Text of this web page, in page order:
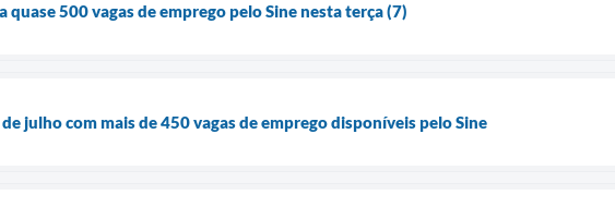
500 vagas de emprego pelo Sine nesta terça (7)
julho com mais de 450 vagas de emprego disponíveis pelo Sine